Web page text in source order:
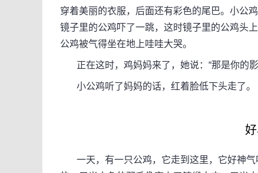
穿着美丽的衣服，后面还有彩色的尾巴。小公
镜子里的公鸡吓了一跳，这时镜子里的公鸡头
公鸡被气得坐在地上哇哇大哭。
正在这时，鸡妈妈来了，她说：“那是你的
小公鸡听了妈妈的话，红着脸低下头走了。
一天，有一只公鸡，它走到这里，它好神气